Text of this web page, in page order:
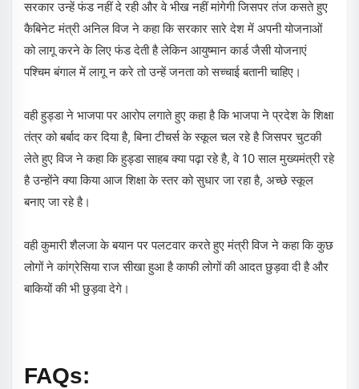
सरकार उन्हें फंड नहीं दे रही और वे भीख नहीं मांगेगी जिसपर तंज कसते हुए
कैबिनेट मंत्री अनिल विज ने कहा कि सरकार सारे देश में अपनी योजनाओं
को लागू करने के लिए फंड देती है लेकिन आयुष्मान कार्ड जैसी योजनाएं
पश्चिम बंगाल में लागू न करे तो उन्हें जनता को सच्चाई बतानी चाहिए।
वही हुड्डा ने भाजपा पर आरोप लगाते हुए कहा है कि भाजपा ने प्रदेश के शिक्षा
तंत्र को बर्बाद कर दिया है, बिना टीचर्स के स्कूल चल रहे है जिसपर चुटकी
लेते हुए विज ने कहा कि हुड्डा साहब क्या पढ़ा रहे है, वे 10 साल मुख्यमंत्री रहे
है उन्होंने क्या किया आज शिक्षा के स्तर को सुधार जा रहा है, अच्छे स्कूल
बनाए जा रहे है।
वही कुमारी शैलजा के बयान पर पलटवार करते हुए मंत्री विज ने कहा कि कुछ
लोगों ने कांग्रेसिया राज सीखा हुआ है काफी लोगों की आदत छुड़वा दी है और
बाकियों की भी छुड़वा देगे।
FAQs: